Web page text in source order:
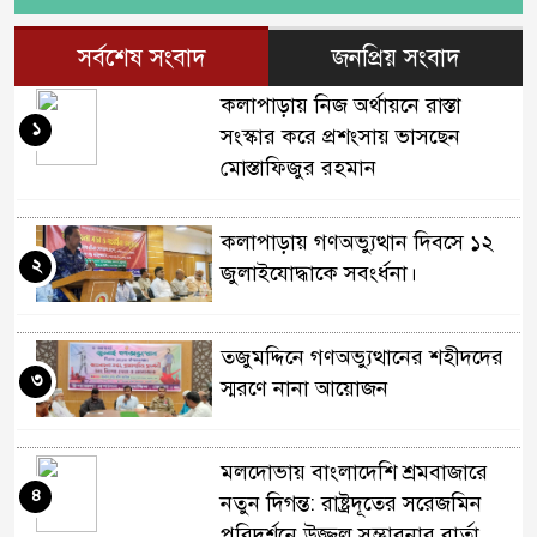
সর্বশেষ সংবাদ জনপ্রিয় সংবাদ
কলাপাড়ায় নিজ অর্থায়নে রাস্তা
সংস্কার করে প্রশংসায় ভাসছেন
মোস্তাফিজুর রহমান
১
কলাপাড়ায় গণঅভ্যুত্থান দিবসে ১২
জুলাইযোদ্ধাকে সবংর্ধনা।
২
তজুমদ্দিনে গণঅভ্যুত্থানের শহীদদের
স্মরণে নানা আয়োজন
৩
মলদোভায় বাংলাদেশি শ্রমবাজারে
নতুন দিগন্ত: রাষ্ট্রদূতের সরেজমিন
৪